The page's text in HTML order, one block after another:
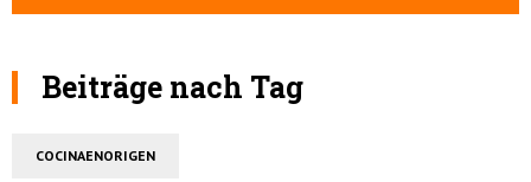
Beiträge nach Tag
COCINAENORIGEN